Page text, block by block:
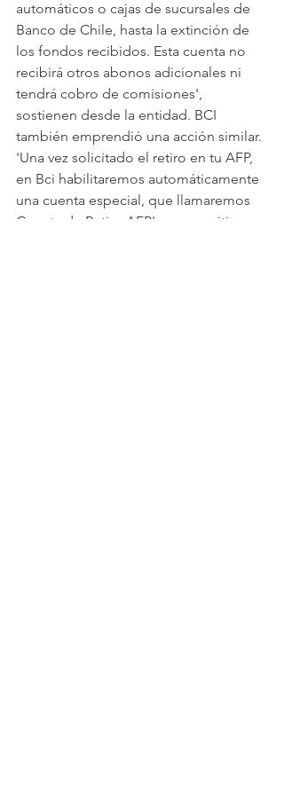
automáticos o cajas de sucursales de
Banco de Chile, hasta la extinción de
los fondos recibidos. Esta cuenta no
recibirá otros abonos adicionales ni
tendrá cobro de comisiones',
sostienen desde la entidad. BCI
también emprendió una acción similar.
'Una vez solicitado el retiro en tu AFP,
en Bci habilitaremos automáticamente
una cuenta especial, que llamaremos
Cuenta de Retiro AFP', reza un sitio